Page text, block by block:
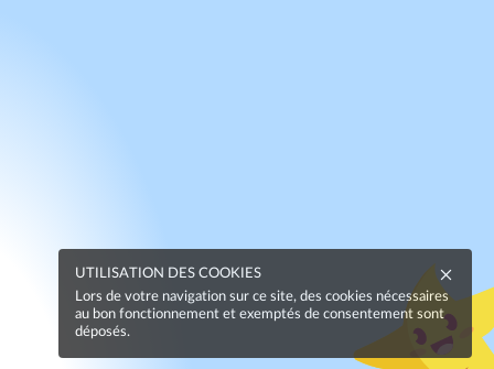
UTILISATION DES COOKIES
Lors de votre navigation sur ce site, des cookies nécessaires
au bon fonctionnement et exemptés de consentement sont
déposés.